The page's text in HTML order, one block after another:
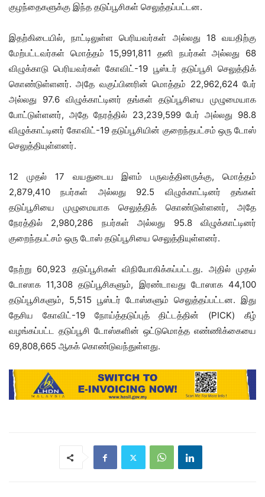
குழந்தைகளுக்கு இந்த தடுப்பூசிகள் செலுத்தப்பட்டன.
இதற்கிடையில், நாட்டிலுள்ள பெரியவர்கள் அல்லது 18 வயதிற்கு
மேற்பட்டவர்கள் மொத்தம் 15,991,811 தனி நபர்கள் அல்லது 68
விழுக்காடு பெரியவர்கள் கோவிட்-19 பூஸ்டர் தடுப்பூசி செலுத்திக்
கொண்டுள்ளனர். அதே வகுப்பினரின் மொத்தம் 22,962,624 பேர்
அல்லது 97.6 விழுக்காட்டினர் தங்கள் தடுப்பூசியை முழுமையாக
போட்டுள்ளனர், அதே நேரத்தில் 23,239,599 பேர் அல்லது 98.8
விழுக்காட்டினர் கோவிட்-19 தடுப்பூசியின் குறைந்தபட்சம் ஒரு டோஸ்
செலுத்தியுள்ளனர்.
12 முதல் 17 வயதுடைய இளம் பருவத்தினருக்கு, மொத்தம்
2,879,410 நபர்கள் அல்லது 92.5 விழுக்காட்டினர் தங்கள்
தடுப்பூசியை முழுமையாக செலுத்திக் கொண்டுள்ளனர், அதே
நேரத்தில் 2,980,286 நபர்கள் அல்லது 95.8 விழுக்காட்டினர்
குறைந்தபட்சம் ஒரு டோஸ் தடுப்பூசியை செலுத்தியுள்ளனர்.
நேற்று 60,923 தடுப்பூசிகள் விநியோகிக்கப்பட்டது. அதில் முதல்
டோஸாக 11,308 தடுப்பூசிகளும், இரண்டாவது டோஸாக 44,100
தடுப்பூசிகளும், 5,515 பூஸ்டர் டோஸ்களும் செலுத்தப்பட்டன. இது
தேசிய கோவிட்-19 நோய்த்தடுப்புத் திட்டத்தின் (PICK) கீழ்
வழங்கப்பட்ட தடுப்பூசி டோஸ்களின் ஒட்டுமொத்த எண்ணிக்கையை
69,808,665 ஆகக் கொண்டுவந்துள்ளது.